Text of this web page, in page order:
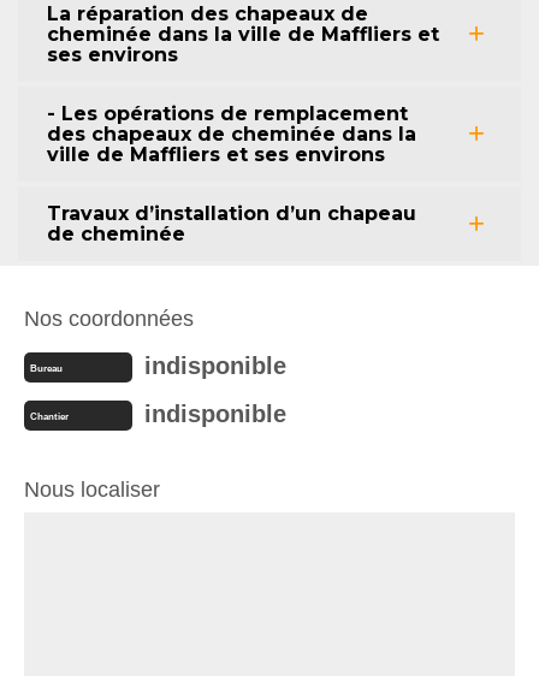
La réparation des chapeaux de
cheminée dans la ville de Maffliers et
ses environs
- Les opérations de remplacement
des chapeaux de cheminée dans la
ville de Maffliers et ses environs
Travaux d’installation d’un chapeau
de cheminée
Nos coordonnées
Bureau indisponible
Chantier indisponible
Nous localiser